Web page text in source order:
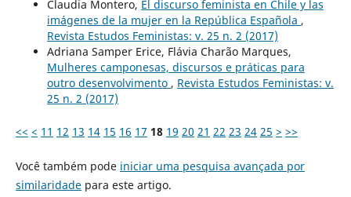
Claudia Montero, El discurso feminista en Chile y las
imágenes de la mujer en la República Española ,
Revista Estudos Feministas: v. 25 n. 2 (2017)
Adriana Samper Erice, Flávia Charão Marques,
Mulheres camponesas, discursos e práticas para
outro desenvolvimento , Revista Estudos Feministas: v.
25 n. 2 (2017)
<< < 11 12 13 14 15 16 17 18 19 20 21 22 23 24 25 > >>
Você também pode iniciar uma pesquisa avançada por
similaridadepara este artigo.